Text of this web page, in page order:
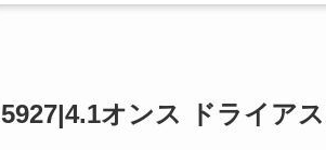
5927|4.1オンス ドライア